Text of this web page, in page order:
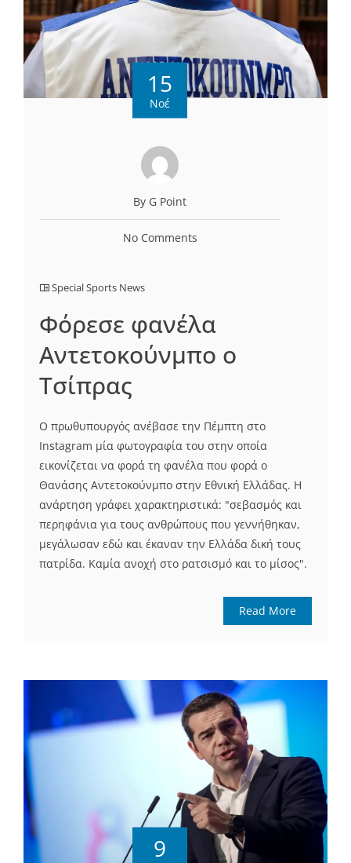
15
Νοέ
By G Point
No Comments
Special Sports News
Φόρεσε φανέλα
Αντετοκούνμπο ο
Τσίπρας
Ο πρωθυπουργός ανέβασε την Πέμπτη στο
Instagram μία φωτογραφία του στην οποία
εικονίζεται να φορά τη φανέλα που φορά ο
Θανάσης Αντετοκούνμπο στην Εθνική Ελλάδας. Η
ανάρτηση γράφει χαρακτηριστικά: "σεβασμός και
περηφάνια για τους ανθρώπους που γεννήθηκαν,
μεγάλωσαν εδώ και έκαναν την Ελλάδα δική τους
πατρίδα. Καμία ανοχή στο ρατσισμό και το μίσος".
Read More
9